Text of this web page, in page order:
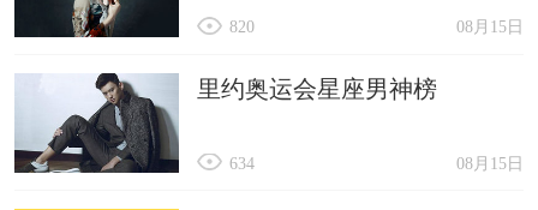
08月15日
820
里约奥运会星座男神榜
08月15日
634